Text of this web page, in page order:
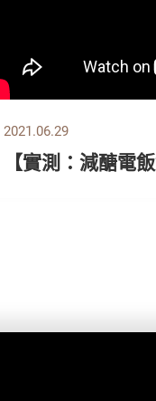
2021.06.29
【實測：減醣電